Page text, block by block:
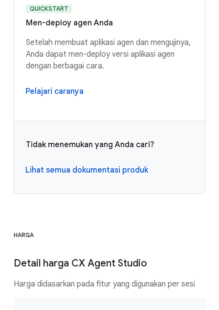
QUICKSTART
Men-deploy agen Anda
Setelah membuat aplikasi agen dan mengujinya,
Anda dapat men-deploy versi aplikasi agen
dengan berbagai cara.
Pelajari caranya
Tidak menemukan yang Anda cari?
Lihat semua dokumentasi produk
HARGA
Detail harga CX Agent Studio
Harga didasarkan pada fitur yang digunakan per sesi